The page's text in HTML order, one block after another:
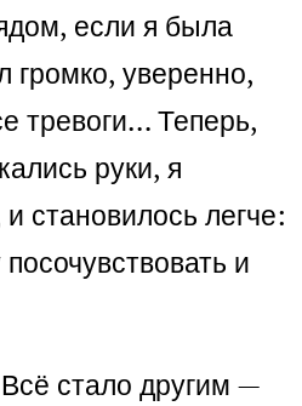
если я была
громко, уверенно,
тревоги… Теперь,
руки, я
становилось легче:
и
стало другим —